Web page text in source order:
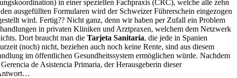
in einer speziellen Fachpraxis (CRC), welche alle zehn
ausgefüllten Formularen wird der Schweizer Führerschein eingezogen
wird. Fertig?? Nicht ganz, denn wir haben per Zufall ein Problem
in privaten Kliniken und Arztpraxen, welchem dem Netzwerk
Dort braucht man die Tarjeta Sanitaria, die jede in Spanien
(noch) nicht, beziehen auch noch keine Rente, sind aus diesem
im öffentlichen Gesundheitssystem ermöglichen würde. Nachdem
de Asistencia Primaria, der Herausgeberin dieser